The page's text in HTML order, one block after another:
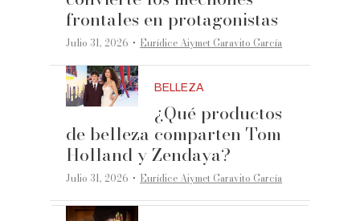
frontales en protagonistas
Julio 31, 2026 ·Eurídice Aiymet Garavito García
BELLEZA
¿Qué productos
de belleza comparten Tom
Holland y Zendaya?
Julio 31, 2026 ·Eurídice Aiymet Garavito García